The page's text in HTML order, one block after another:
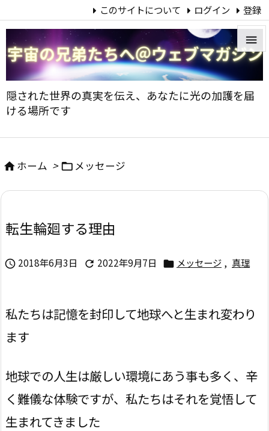
隠された世界の真実を伝え、あなたに光の加護を届
ける場所です


メニ


次へ
このサイトについて ログイン 登録
ホーム >  メッセージ
転生輪廻する理由
 2018年6月3日  2022年9月7日  メッセージ , 真理
私たちは記憶を封印して地球へと生まれ変わり
ます
地球での人生は厳しい環境にあう事も多く、辛
く難儀な体験ですが、私たちはそれを覚悟して
生まれてきました